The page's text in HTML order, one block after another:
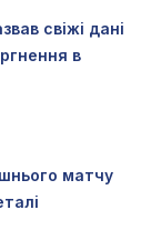
свіжі дані
в
матчу